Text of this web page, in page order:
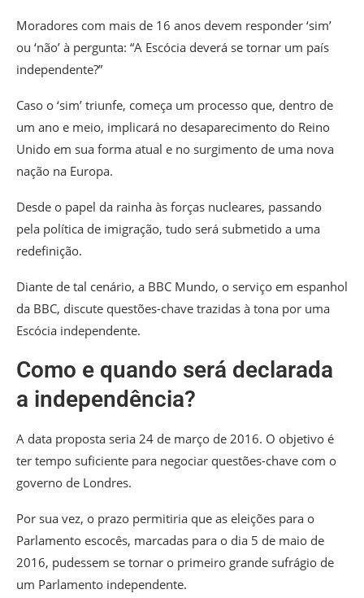
Moradores com mais de 16 anos devem responder ‘sim’
ou ‘não’ à pergunta: “A Escócia deverá se tornar um país
independente?”
Caso o ‘sim’ triunfe, começa um processo que, dentro de
um ano e meio, implicará no desaparecimento do Reino
Unido em sua forma atual e no surgimento de uma nova
nação na Europa.
Desde o papel da rainha às forças nucleares, passando
pela política de imigração, tudo será submetido a uma
redefinição.
Diante de tal cenário, a BBC Mundo, o serviço em espanhol
da BBC, discute questões-chave trazidas à tona por uma
Escócia independente.
Como e quando será declarada
a independência?
A data proposta seria 24 de março de 2016. O objetivo é
ter tempo suficiente para negociar questões-chave com o
governo de Londres.
Por sua vez, o prazo permitiria que as eleições para o
Parlamento escocês, marcadas para o dia 5 de maio de
2016, pudessem se tornar o primeiro grande sufrágio de
um Parlamento independente.